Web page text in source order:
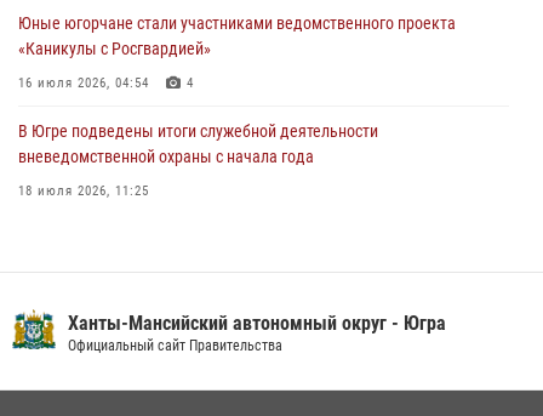
05 августа 2026, 12:01 3
Юные югорчане стали участниками ведомственного проекта
«Каникулы с Росгвардией»
16 июля 2026, 04:54 4
В Югре подведены итоги служебной деятельности
вневедомственной охраны с начала года
18 июля 2026, 11:25
В Югре военнослужащие и сотрудники Росгвардии почтили память
Ханты-Мансийский автономный округ - Югра
Официальный сайт Правительства